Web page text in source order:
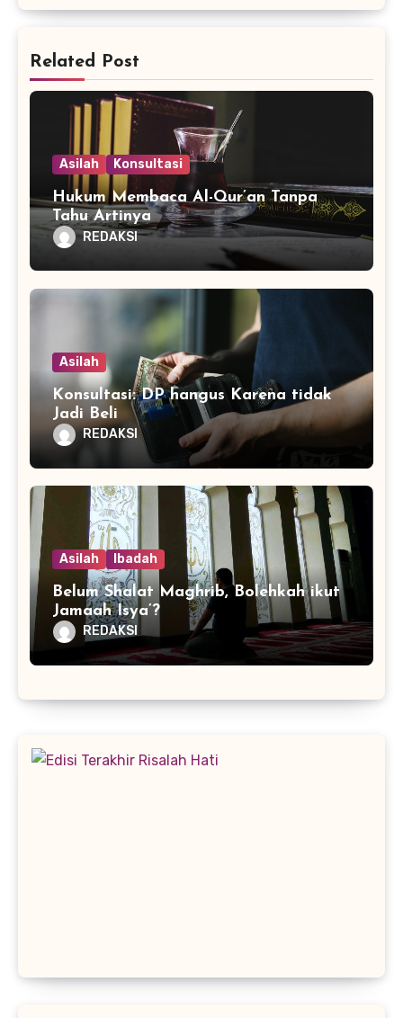
Related Post
Asilah Konsultasi
Hukum Membaca Al-Qur’an Tanpa
Tahu Artinya
REDAKSI
Asilah
Konsultasi: DP hangus Karena tidak
Jadi Beli
REDAKSI
Asilah Ibadah
Belum Shalat Maghrib, Bolehkah ikut
Jamaah Isya’?
REDAKSI